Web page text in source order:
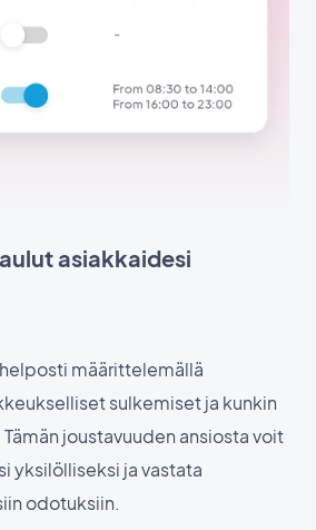
asiakkaidesi
määrittelemällä
sulkemiset ja kunkin
joustavuuden ansiosta voit
yksilölliseksi ja vastata
odotuksiin.